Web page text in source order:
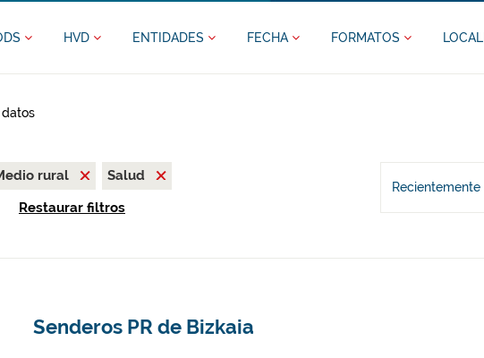
HVD ENTIDADES FECHA FORMATOS
rural
Salud
Restaurar filtros
Senderos PR de Bizkaia